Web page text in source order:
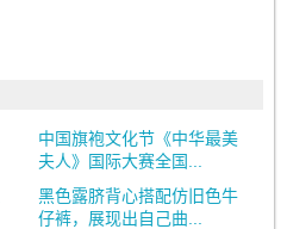
中国旗袍文化节《中华最美
夫人》国际大赛全国...
黑色露脐背心搭配仿旧色牛
仔裤，展现出自己曲...